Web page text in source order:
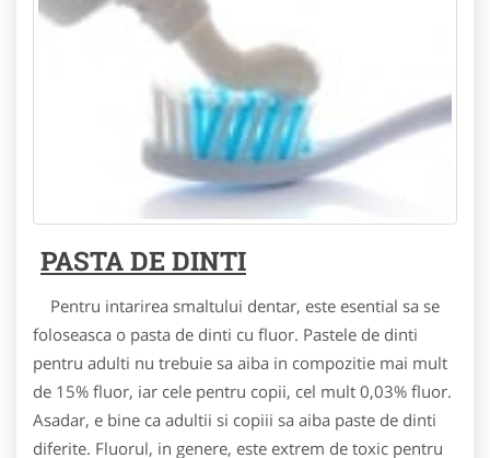
PASTA DE DINTI
Pentru intarirea smaltului dentar, este esential sa se
foloseasca o pasta de dinti cu fluor. Pastele de dinti
pentru adulti nu trebuie sa aiba in compozitie mai mult
de 15% fluor, iar cele pentru copii, cel mult 0,03% fluor.
Asadar, e bine ca adultii si copiii sa aiba paste de dinti
diferite. Fluorul, in genere, este extrem de toxic pentru